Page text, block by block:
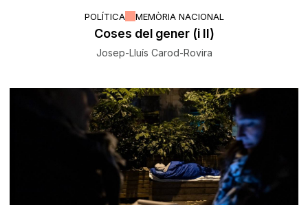
POLÍTICA MEMÒRIA NACIONAL
Coses del gener (i II)
Josep-Lluís Carod-Rovira